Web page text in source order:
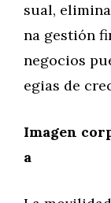
sual,
na gestión
negocios
egias de
Imagen
a